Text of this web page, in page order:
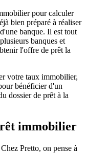
pour calculer
bien préparé à réaliser
banque. Il est tout
banques et
l'offre de prêt la
votre taux immobilier,
bénéficier d'un
dossier de prêt à la
immobilier
Pretto, on pense à